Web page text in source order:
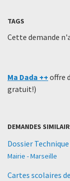
TAGS
Cette demande
Ma Dada ++ offre
gratuit!)
DEMANDES
Dossier
Mairie - Marseille
Cartes scolaires